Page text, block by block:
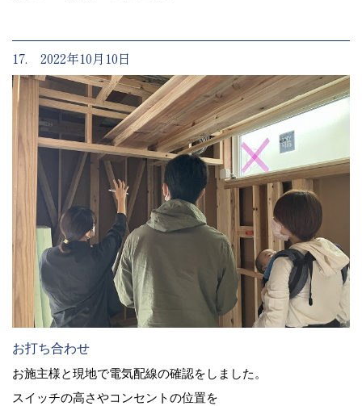
17. 2022年10月10日
お打ち合わせ
お施主様と現地で電気配線の確認をしました。
スイッチの高さやコンセントの位置を